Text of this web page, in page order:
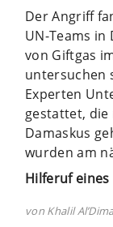
Der Angriff
UN-Teams in
von Giftgas
untersuchen
Experten
gestattet,
Damaskus
wurden am
Hilferuf eines
von Khalil